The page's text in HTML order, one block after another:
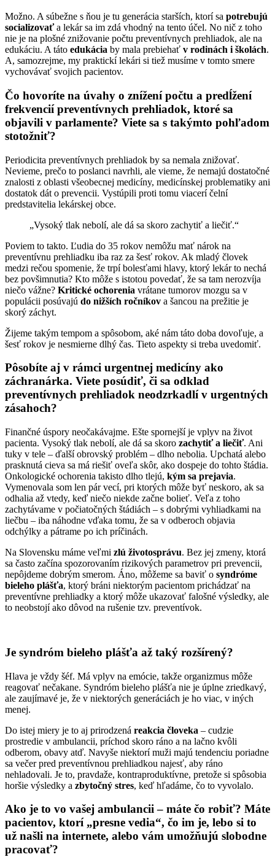
Možno. A súbežne s ňou je tu generácia starších, ktorí sa potrebujú
socializovaťa lekár sa im zdá vhodný na tento účel. No nič z toho
nie je na plošné znižovanie počtu preventívnych prehliadok, ale na
edukáciu. A táto edukácia by mala prebiehať v rodinách i školách.
A, samozrejme, my praktickí lekári si tiež musíme v tomto smere
vychovávať svojich pacientov.
Čo hovoríte na úvahy o znížení počtu a predĺžení
frekvencií preventívnych prehliadok, ktoré sa
objavili v parlamente? Viete sa s takýmto pohľadom
stotožniť?
Periodicita preventívnych prehliadok by sa nemala znižovať.
Nevieme, prečo to poslanci navrhli, ale vieme, že nemajú dostatočné
znalosti z oblasti všeobecnej medicíny, medicínskej problematiky ani
dostatok dát o prevencii. Vystúpili proti tomu viacerí čelní
predstavitelia lekárskej obce.
„Vysoký tlak nebolí, ale dá sa skoro zachytiť a liečiť.“
Poviem to takto. Ľudia do 35 rokov nemôžu mať nárok na
preventívnu prehliadku iba raz za šesť rokov. Ak mladý človek
medzi rečou spomenie, že trpí bolesťami hlavy, ktorý lekár to nechá
bez povšimnutia? Kto môže s istotou povedať, že sa tam nerozvíja
niečo vážne? Kritické ochorenia vrátane tumorov mozgu sa v
populácii posúvajú do nižších ročníkov a šancou na prežitie je
skorý záchyt.
Žijeme takým tempom a spôsobom, aké nám táto doba dovoľuje, a
šesť rokov je nesmierne dlhý čas. Tieto aspekty si treba uvedomiť.
Pôsobíte aj v rámci urgentnej medicíny ako
záchranárka. Viete posúdiť, či sa odklad
preventívnych prehliadok neodzrkadlí v urgentných
zásahoch?
Finančné úspory neočakávajme. Ešte spornejší je vplyv na život
pacienta. Vysoký tlak nebolí, ale dá sa skoro zachytiť a liečiť. Ani
tuky v tele – ďalší obrovský problém – dlho nebolia. Upchatá alebo
prasknutá cieva sa má riešiť oveľa skôr, ako dospeje do tohto štádia.
Onkologické ochorenia takisto dlho tlejú, kým sa prejavia.
Vymenovala som len pár vecí, pri ktorých môže byť neskoro, ak sa
odhalia až vtedy, keď niečo niekde začne bolieť. Veľa z toho
zachytávame v počiatočných štádiách – s dobrými vyhliadkami na
liečbu – iba náhodne vďaka tomu, že sa v odberoch objavia
odchýlky a pátrame po ich príčinách.
Na Slovensku máme veľmi zlú životosprávu. Bez jej zmeny, ktorá
sa často začína spozorovaním rizikových parametrov pri prevencii,
nepôjdeme dobrým smerom. Áno, môžeme sa baviť o syndróme
bieleho plášťa, ktorý bráni niektorým pacientom prichádzať na
preventívne prehliadky a ktorý môže ukazovať falošné výsledky, ale
to neobstojí ako dôvod na rušenie tzv. preventívok.
Je syndróm bieleho plášťa až taký rozšírený?
Hlava je vždy šéf. Má vplyv na emócie, takže organizmus môže
reagovať nečakane. Syndróm bieleho plášťa nie je úplne zriedkavý,
ale zaujímavé je, že v niektorých generáciách je ho viac, v iných
menej.
Do istej miery je to aj prirodzená reakcia človeka – cudzie
prostredie v ambulancii, príchod skoro ráno a na lačno kvôli
odberom, obavy atď. Navyše niektorí muži majú tendenciu poriadne
sa večer pred preventívnou prehliadkou najesť, aby ráno
nehladovali. Je to, pravdaže, kontraproduktívne, pretože si spôsobia
horšie výsledky a zbytočný stres, keď hľadáme, čo to vyvolalo.
Ako je to vo vašej ambulancii – máte čo robiť? Máte
pacientov, ktorí „presne vedia“, čo im je, lebo si to
už našli na internete, alebo vám umožňujú slobodne
pracovať?